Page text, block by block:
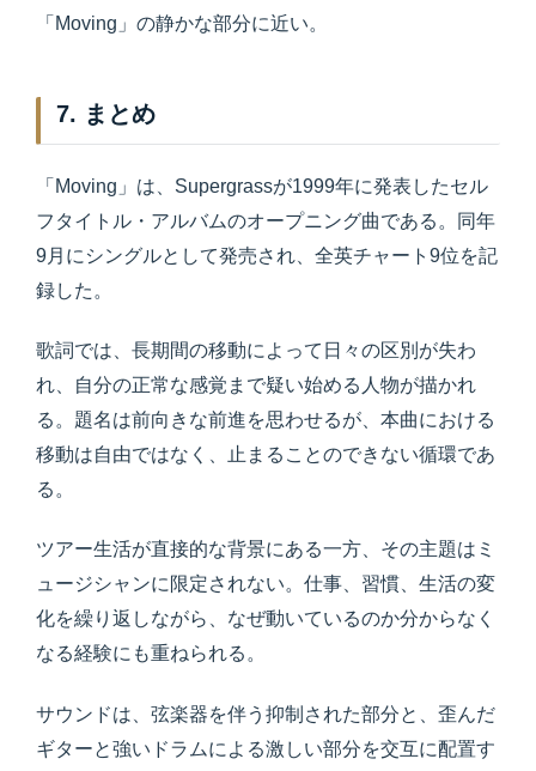
「Moving」の静かな部分に近い。
7. まとめ
「Moving」は、Supergrassが1999年に発表したセル
フタイトル・アルバムのオープニング曲である。同年
9月にシングルとして発売され、全英チャート9位を記
録した。
歌詞では、長期間の移動によって日々の区別が失わ
れ、自分の正常な感覚まで疑い始める人物が描かれ
る。題名は前向きな前進を思わせるが、本曲における
移動は自由ではなく、止まることのできない循環であ
る。
ツアー生活が直接的な背景にある一方、その主題はミ
ュージシャンに限定されない。仕事、習慣、生活の変
化を繰り返しながら、なぜ動いているのか分からなく
なる経験にも重ねられる。
サウンドは、弦楽器を伴う抑制された部分と、歪んだ
ギターと強いドラムによる激しい部分を交互に配置す